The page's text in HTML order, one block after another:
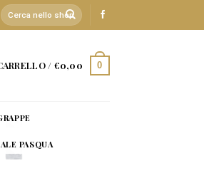
Cerca:
/ €0,00 0
PASQUA